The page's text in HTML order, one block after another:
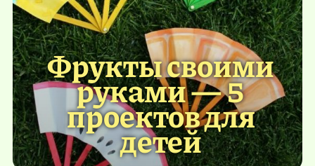
Фрукты своими
руками — 5
проектов для
детей